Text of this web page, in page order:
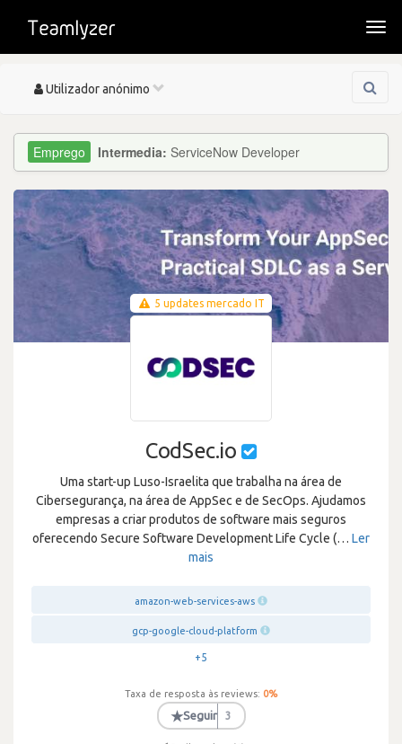
Toggle
Utilizador anónimo
Intermedia: ServiceNow Developer
5 updates mercado IT
CodSec.io
Uma start-up Luso-Israelita que trabalha na área de
Cibersegurança, na área de AppSec e de SecOps. Ajudamos
empresas a criar produtos de software mais seguros
oferecendo Secure Software Development Life Cycle (… Ler
mais
amazon-web-services-aws
gcp-google-cloud-platform
+5
Taxa de resposta às reviews: 0%
★Seguir 3